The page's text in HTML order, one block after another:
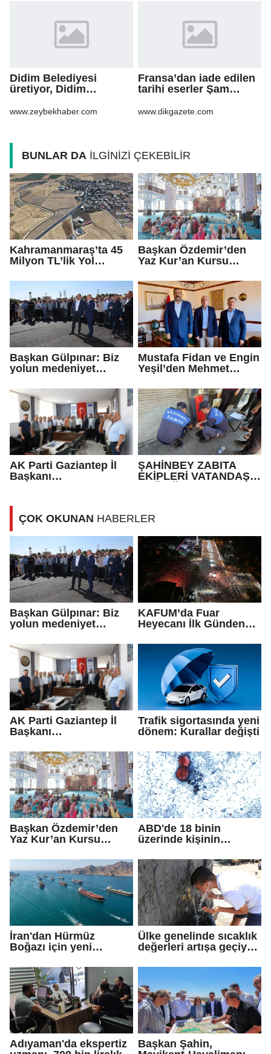
Didim Belediyesi
üretiyor, Didim
www.zeybekhaber.com
Fransa’dan iade edilen
tarihi eserler Şam
www.dikgazete.com
BUNLAR DA İLGİNİZİ ÇEKEBİLİR
Kahramanmaraş’ta 45
Milyon TL’lik Yol
Maksutuşağı Grup Yolu
Yenilendi
Başkan Özdemir’den
Yaz Kur’an Kursu
Başkan Gülpınar: Biz
yolun medeniyet
Mustafa Fidan ve Engin
Yeşil’den Mehmet
AK Parti Gaziantep İl
Başkanı
ziyaret: Gönül
köprülerini
güçlendirmeye devam
ŞAHİNBEY ZABITA
EKİPLERİ VATANDAŞIN
ÇOK OKUNAN HABERLER
Başkan Gülpınar: Biz
yolun medeniyet
KAFUM’da Fuar
Heyecanı İlk Günden
AK Parti Gaziantep İl
Başkanı
toplum kuruluşlarına
ziyaret: Gönül
köprülerini
güçlendirmeye devam
edeceğiz
Trafik sigortasında yeni
dönem: Kurallar değişti
Başkan Özdemir’den
Yaz Kur’an Kursu
ABD'de 18 binin
üzerinde kişinin
'siklosporiyazis'
salgını: 2 kişi hayatını
kaybetti
İran'dan Hürmüz
Boğazı için yeni
Ülke genelinde sıcaklık
değerleri artışa geçiyor:
görülecek
Adıyaman'da ekspertiz
Başkan Şahin,